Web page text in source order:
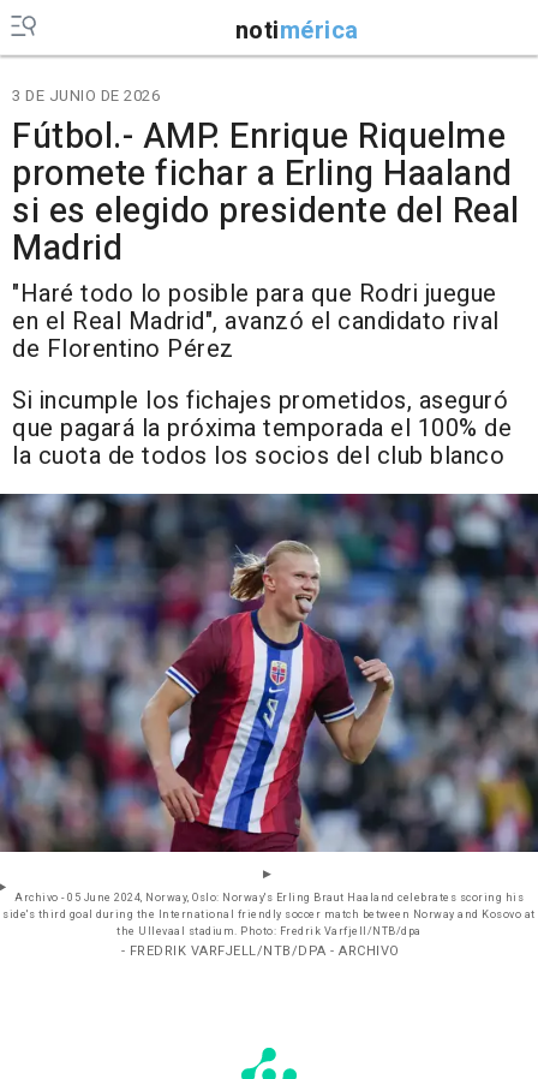
notimérica
3 DE JUNIO DE 2026
Fútbol.- AMP. Enrique Riquelme
promete fichar a Erling Haaland
si es elegido presidente del Real
Madrid
"Haré todo lo posible para que Rodri juegue
en el Real Madrid", avanzó el candidato rival
de Florentino Pérez
Si incumple los fichajes prometidos, aseguró
que pagará la próxima temporada el 100% de
la cuota de todos los socios del club blanco
Archivo - 05 June 2024, Norway, Oslo: Norway's Erling Braut Haaland celebrates scoring his
side's third goal during the International friendly soccer match between Norway and Kosovo at
the Ullevaal stadium. Photo: Fredrik Varfjell/NTB/dpa
- FREDRIK VARFJELL/NTB/DPA - ARCHIVO